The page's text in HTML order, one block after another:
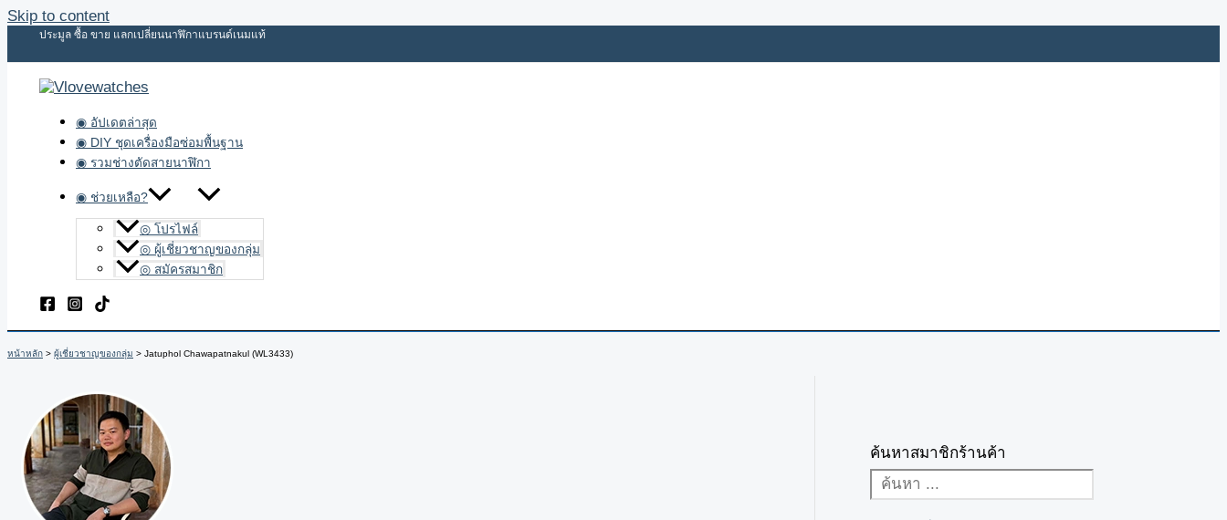
Skip to content
ประมูล ซื้อ ขาย แลกเปลี่ยนนาฬิกาแบรนด์เนมแท้
◉ อัปเดตล่าสุด
◉ DIY ชุดเครื่องมือซ่อมพื้นฐาน
◉ รวมช่างตัดสายนาฬิกา
◉ ช่วยเหลือ?
◎ โปรไฟล์
◎ ผู้เชี่ยวชาญของกลุ่ม
◎ สมัครสมาชิก
หน้าหลัก ผู้เชี่ยวชาญของกลุ่ม Jatuphol Chawapatnakul (WL3433)
ค้นหาสมาชิกร้านค้า